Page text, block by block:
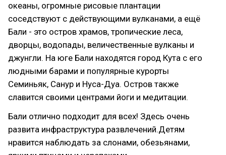
океаны, огромные рисовые плантации
соседствуют с действующими вулканами, а ещё
Бали - это остров храмов, тропические леса,
дворцы, водопады, величественные вулканы и
джунгли. На юге Бали находятся город Кута с его
людными барами и популярные курорты
Семиньяк, Санур и Нуса-Дуа. Остров также
славится своими центрами йоги и медитации.
Бали отлично подходит для всех! Здесь очень
развита инфраструктура развлечений.Детям
нравится наблюдать за слонами, обезьянами,